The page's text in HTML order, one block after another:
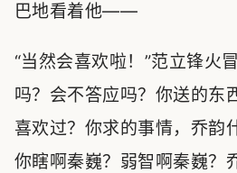
巴地看着他——
“当然会喜欢啦！”范立锋火
吗？会不答应吗？你送的东
喜欢过？你求的事情，乔韵
你瞎啊秦巍？弱智啊秦巍？